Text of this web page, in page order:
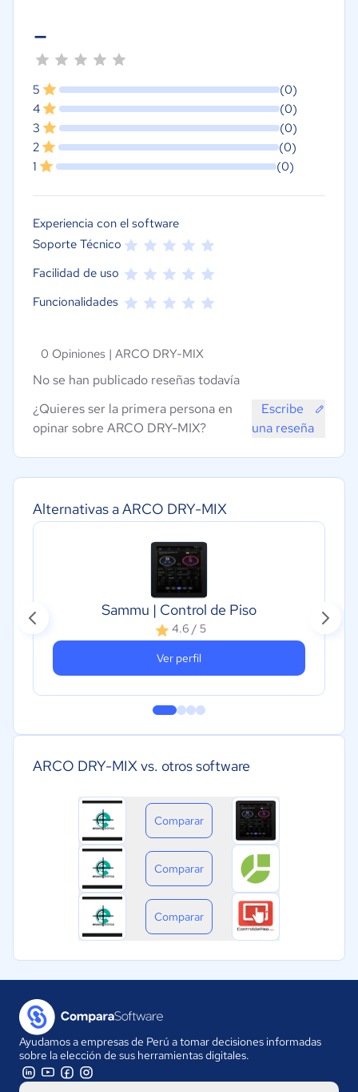
Alternativas a ARCO DRY-MIX
Sammu | Control de Piso
4.6 / 5
Ver perfil
ARCO DRY-MIX vs. otros software
Comparar
Comparar
Comparar
-
5
(0)
4
(0)
3
(0)
2
(0)
1
(0)
Experiencia con el software
Soporte Técnico
Facilidad de uso
Funcionalidades
0 Opiniones | ARCO DRY-MIX
No se han publicado reseñas todavía
¿Quieres ser la primera persona en
opinar sobre ARCO DRY-MIX?
Escribe
una reseña
Ayudamos a empresas de Perú a tomar decisiones informadas
sobre la elección de sus herramientas digitales.